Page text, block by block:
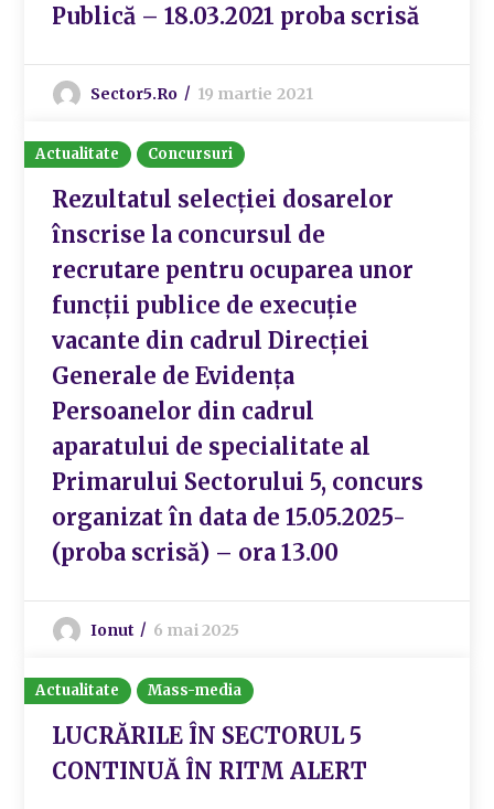
Publică – 18.03.2021 proba scrisă
Sector5.ro 19 martie 2021
Actualitate Concursuri
Rezultatul selecției dosarelor
înscrise la concursul de
recrutare pentru ocuparea unor
funcții publice de execuție
vacante din cadrul Direcției
Generale de Evidența
Persoanelor din cadrul
aparatului de specialitate al
Primarului Sectorului 5, concurs
organizat în data de 15.05.2025-
(proba scrisă) – ora 13.00
Ionut 6 mai 2025
Actualitate Mass-media
LUCRĂRILE ÎN SECTORUL 5
CONTINUĂ ÎN RITM ALERT